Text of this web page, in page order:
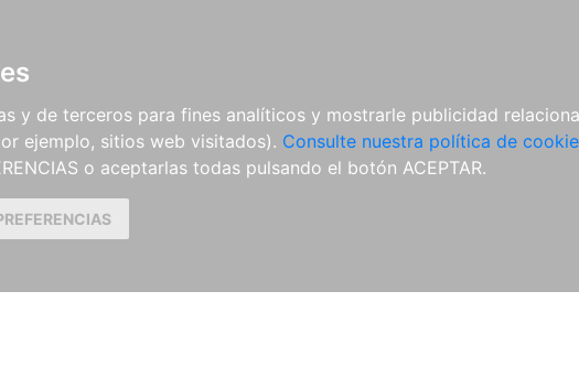
y de terceros para fines analíticos y mostrarle publicidad
ejemplo, sitios web visitados). Consulte nuestra política de
o aceptarlas todas pulsando el botón ACEPTAR.